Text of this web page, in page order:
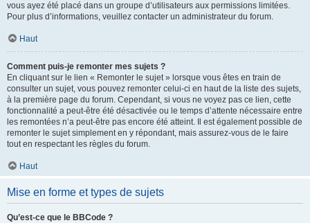
vous ayez été placé dans un groupe d’utilisateurs aux permissions limitées.
Pour plus d’informations, veuillez contacter un administrateur du forum.
Haut
Comment puis-je remonter mes sujets ?
En cliquant sur le lien « Remonter le sujet » lorsque vous êtes en train de
consulter un sujet, vous pouvez remonter celui-ci en haut de la liste des sujets,
à la première page du forum. Cependant, si vous ne voyez pas ce lien, cette
fonctionnalité a peut-être été désactivée ou le temps d’attente nécessaire entre
les remontées n’a peut-être pas encore été atteint. Il est également possible de
remonter le sujet simplement en y répondant, mais assurez-vous de le faire
tout en respectant les règles du forum.
Haut
Mise en forme et types de sujets
Qu’est-ce que le BBCode ?